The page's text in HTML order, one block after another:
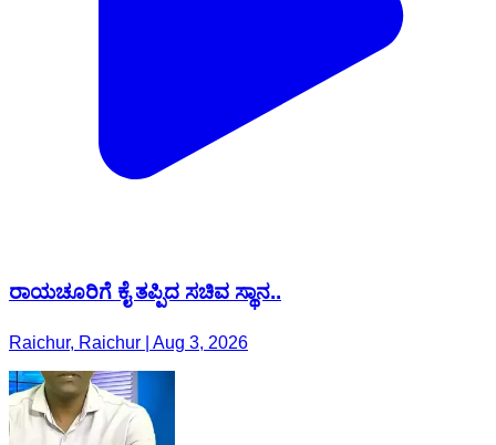
ರಾಯಚೂರಿಗೆ ಕೈ ತಪ್ಪಿದ ಸಚಿವ ಸ್ಥಾನ..
Raichur, Raichur | Aug 3, 2026